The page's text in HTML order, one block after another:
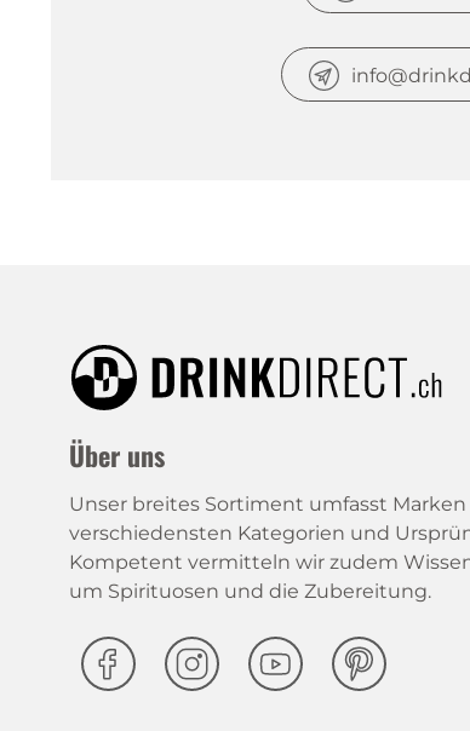
Über uns
Unser breites Sortiment umfasst Marken
verschiedensten Kategorien und
Kompetent vermitteln wir zudem
um Spirituosen und die Zubereitung.